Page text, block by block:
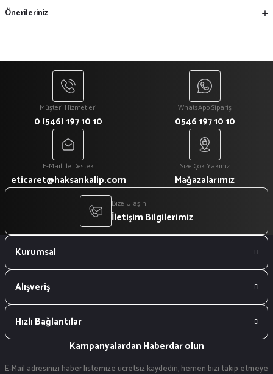
Önerileriniz
Müşteri Hizmetleri
0 (546) 197 10 10
WhatsApp Sipariş
0546 197 10 10
E-Mail ile Destek
eticaret@haksankalip.com
Size Çok Yakınız
Mağazalarımız
Bize Ulaşın
İletişim Bilgilerimiz
Kurumsal
Alışveriş
Hızlı Bağlantılar
Kampanyalardan Haberdar olun
E-Mail adresinizi haber listemize ücretsiz kaydedin, hemen bizi takip etmeye